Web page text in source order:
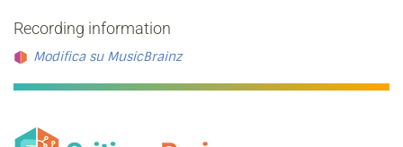
Recording information
Modifica su MusicBrainz